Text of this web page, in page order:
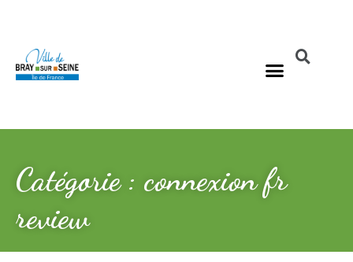
Catégorie : connexion fr
review